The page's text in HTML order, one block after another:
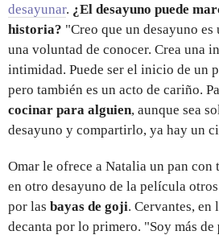
desayunar. ¿El desayuno puede
historia? "Creo que un desayuno es
una voluntad de conocer. Crea una
intimidad. Puede ser el inicio de un
pero también es un acto de cariño.
cocinar para alguien, aunque sea
desayuno y compartirlo, ya hay un
Omar le ofrece a Natalia un pan con
en otro desayuno de la película
por las bayas de goji. Cervantes, en
decanta por lo primero. "Soy más de